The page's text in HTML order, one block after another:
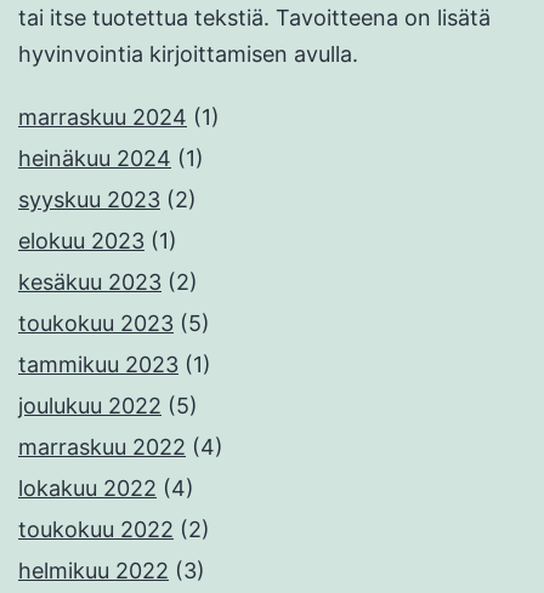
tai itse tuotettua tekstiä. Tavoitteena on lisätä
hyvinvointia kirjoittamisen avulla.
marraskuu 2024 (1)
heinäkuu 2024 (1)
syyskuu 2023 (2)
elokuu 2023 (1)
kesäkuu 2023 (2)
toukokuu 2023 (5)
tammikuu 2023 (1)
joulukuu 2022 (5)
marraskuu 2022 (4)
lokakuu 2022 (4)
toukokuu 2022 (2)
helmikuu 2022 (3)